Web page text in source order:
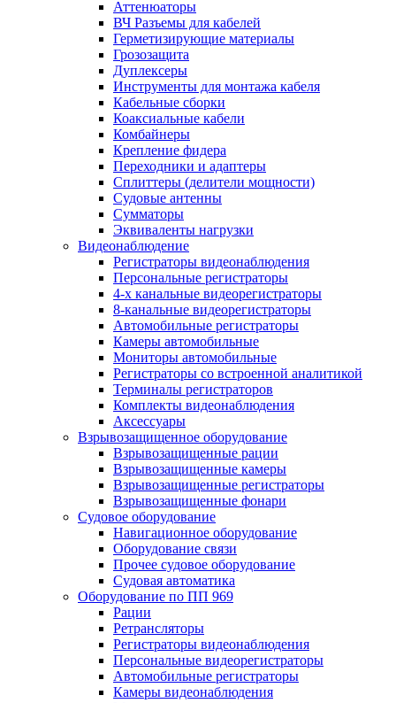
Аттенюаторы
ВЧ Разъемы для кабелей
Герметизирующие материалы
Грозозащита
Дуплексеры
Инструменты для монтажа кабеля
Кабельные сборки
Коаксиальные кабели
Комбайнеры
Крепление фидера
Переходники и адаптеры
Сплиттеры (делители мощности)
Судовые антенны
Сумматоры
Эквиваленты нагрузки
Видеонаблюдение
Регистраторы видеонаблюдения
Персональные регистраторы
4-х канальные видеорегистраторы
8-канальные видеорегистраторы
Автомобильные регистраторы
Камеры автомобильные
Мониторы автомобильные
Регистраторы со встроенной аналитикой
Терминалы регистраторов
Комплекты видеонаблюдения
Аксессуары
Взрывозащищенное оборудование
Взрывозащищенные рации
Взрывозащищенные камеры
Взрывозащищенные регистраторы
Взрывозащищенные фонари
Судовое оборудование
Навигационное оборудование
Оборудование связи
Прочее судовое оборудование
Судовая автоматика
Оборудование по ПП 969
Рации
Ретрансляторы
Регистраторы видеонаблюдения
Персональные видеорегистраторы
Автомобильные регистраторы
Камеры видеонаблюдения